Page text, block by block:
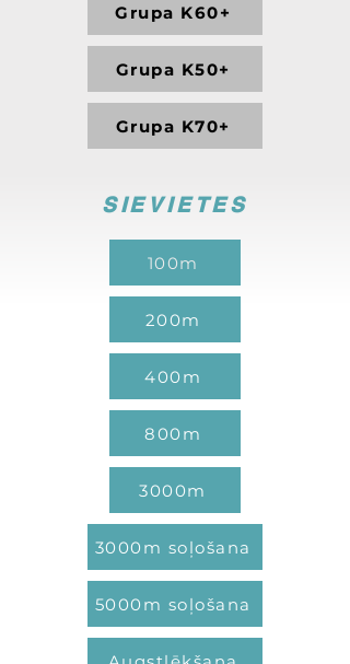
Grupa K60+
Grupa K50+
Grupa K70+
SIEVIETES
100m
200m
400m
800m
3000m
3000m soļošana
5000m soļošana